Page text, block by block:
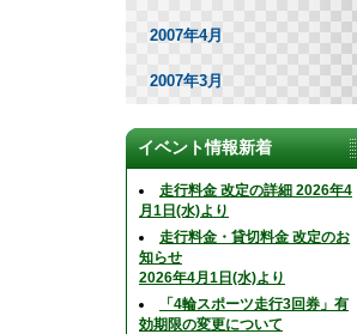
2007年4月
2007年3月
イベント情報新着
走行料金 改定の詳細 2026年4
月1日(水)より
走行料金・貸切料金 改定のお
知らせ
2026年4月1日(水)より
「4輪スポーツ走行3回券」有
効期限の変更について